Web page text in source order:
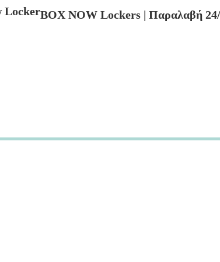
BOX NOW Lockers | Παραλαβή